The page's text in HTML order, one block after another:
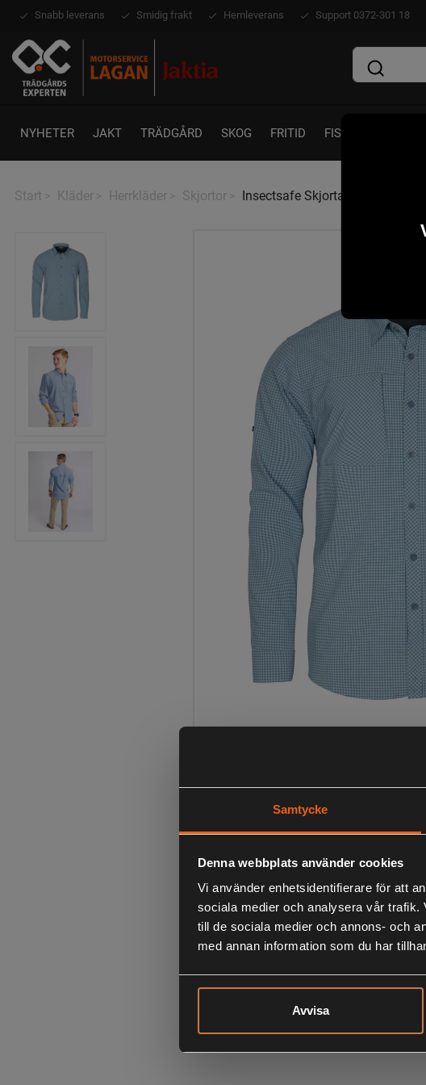
Samtycke
Denna webbplats använder cookies
Vi använder enhetsidentifierare för att
sociala medier och analysera vår trafik.
till de sociala medier och annons- och
med annan information som du har
Avvisa
Snabb leverans Smidig frakt Hemleverans Support 0372-301 18
NYHETER JAKT TRÄDGÅRD SKOG FRITID FISKE
Start > Kläder > Herrkläder > Skjortor > Insectsafe Skjorta Pinewood -